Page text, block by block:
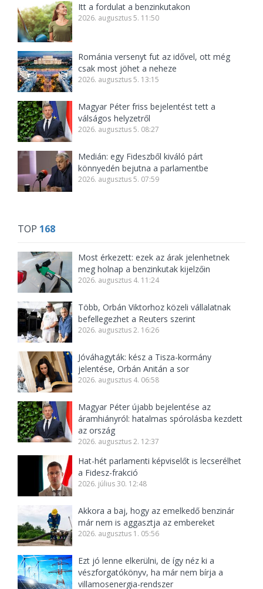
Itt a fordulat a benzinkutakon
2026. augusztus 5. 11:50
Románia versenyt fut az idővel, ott még
csak most jöhet a neheze
2026. augusztus 5. 13:15
Magyar Péter friss bejelentést tett a
válságos helyzetről
2026. augusztus 5. 08:27
Medián: egy Fideszből kiváló párt
könnyedén bejutna a parlamentbe
2026. augusztus 5. 07:59
TOP 168
Most érkezett: ezek az árak jelenhetnek
meg holnap a benzinkutak kijelzőin
2026. augusztus 4. 11:24
Több, Orbán Viktorhoz közeli vállalatnak
befellegezhet a Reuters szerint
2026. augusztus 2. 16:26
Jóváhagyták: kész a Tisza-kormány
jelentése, Orbán Anitán a sor
2026. augusztus 4. 06:58
Magyar Péter újabb bejelentése az
áramhiányról: hatalmas spórolásba kezdett
az ország
2026. augusztus 2. 12:37
Hat-hét parlamenti képviselőt is lecserélhet
a Fidesz-frakció
2026. július 30. 12:48
Akkora a baj, hogy az emelkedő benzinár
már nem is aggasztja az embereket
2026. augusztus 1. 05:56
Ezt jó lenne elkerülni, de így néz ki a
vészforgatókönyv, ha már nem bírja a
villamosenergia-rendszer